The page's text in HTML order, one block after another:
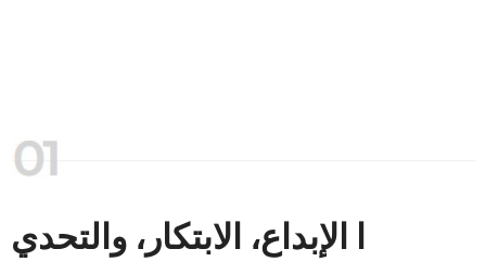
ا الإبداع، الابتكار، والتحدي